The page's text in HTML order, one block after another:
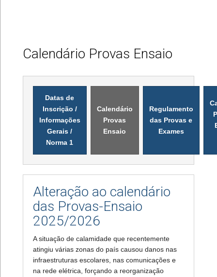
Calendário Provas Ensaio
Datas de
Inscrição /
Informações
Gerais /
Norma 1
Calendário
Provas
Ensaio
Regulamento
das Provas e
Exames
Alteração ao calendário
das Provas-Ensaio
2025/2026
A situação de calamidade que recentemente
atingiu várias zonas do país causou danos nas
infraestruturas escolares, nas comunicações e
na rede elétrica, forçando a reorganização